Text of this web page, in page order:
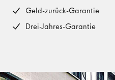
Geld-zurück-Garantie
Drei-Jahres-Garantie